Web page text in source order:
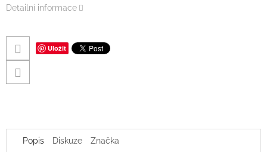
Detailní informace
Uložit
Popis Diskuze Značka